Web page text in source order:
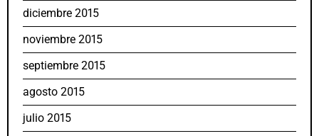
diciembre 2015
noviembre 2015
septiembre 2015
agosto 2015
julio 2015